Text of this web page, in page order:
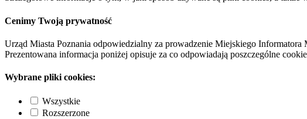
Cenimy Twoją prywatność
Urząd Miasta Poznania odpowiedzialny za prowadzenie Miejskiego
Prezentowana informacja poniżej opisuje za co odpowiadają poszczególne
Wybrane pliki cookies:
Wszystkie
Rozszerzone